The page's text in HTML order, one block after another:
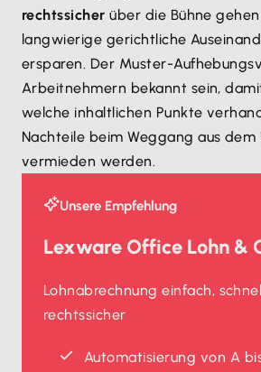
rechtssicherüber die Bühne
langwierige gerichtliche
ersparen. Der Muster-
Arbeitnehmern bekannt sein,
welche inhaltlichen Punkte
Nachteile beim Weggang aus
vermieden werden.
Unsere Empfehlung
Lexware Office Lohn &
Lohnabrechnung einfach,
rechtssicher
Automatisierung von A